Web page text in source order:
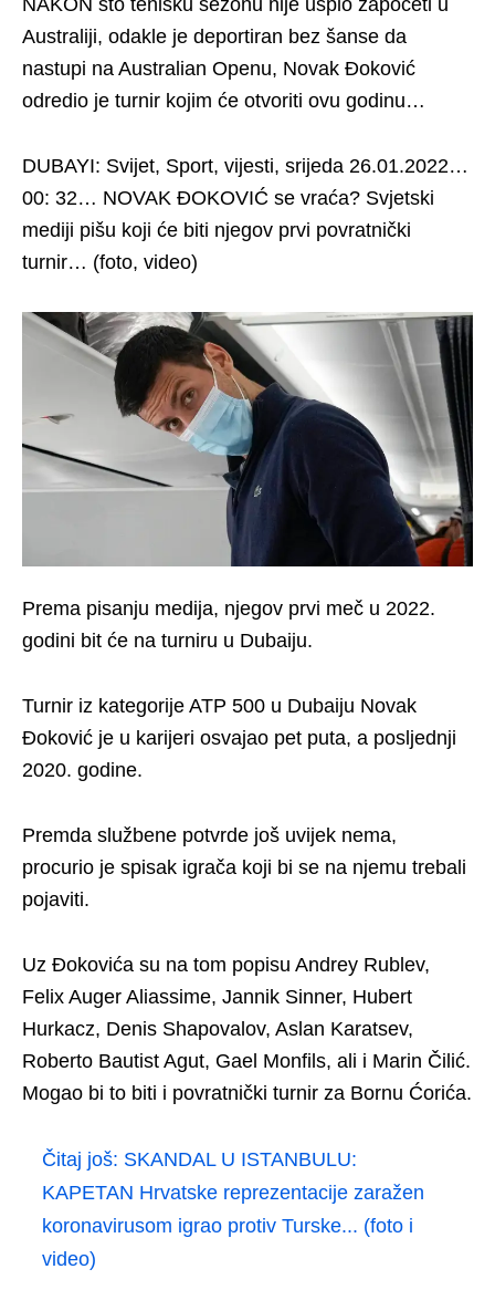
NAKON što tenisku sezonu nije uspio započeti u
Australiji, odakle je deportiran bez šanse da
nastupi na Australian Openu, Novak Đoković
odredio je turnir kojim će otvoriti ovu godinu…
DUBAYI: Svijet, Sport, vijesti, srijeda 26.01.2022…
00: 32… NOVAK ĐOKOVIĆ se vraća? Svjetski
mediji pišu koji će biti njegov prvi povratnički
turnir… (foto, video)
Prema pisanju medija, njegov prvi meč u 2022.
godini bit će na turniru u Dubaiju.
Turnir iz kategorije ATP 500 u Dubaiju Novak
Đoković je u karijeri osvajao pet puta, a posljednji
2020. godine.
Premda službene potvrde još uvijek nema,
procurio je spisak igrača koji bi se na njemu trebali
pojaviti.
Uz Đokovića su na tom popisu Andrey Rublev,
Felix Auger Aliassime, Jannik Sinner, Hubert
Hurkacz, Denis Shapovalov, Aslan Karatsev,
Roberto Bautist Agut, Gael Monfils, ali i Marin Čilić.
Mogao bi to biti i povratnički turnir za Bornu Ćorića.
Čitaj još: SKANDAL U ISTANBULU:
KAPETAN Hrvatske reprezentacije zaražen
koronavirusom igrao protiv Turske... (foto i
video)